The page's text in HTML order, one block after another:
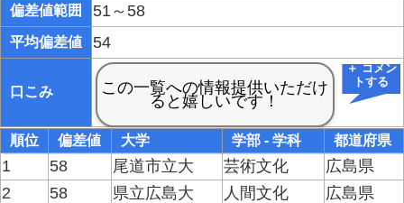
偏差値範囲 51～58
平均偏差値 54
口こみ
＋ コメン
トする
順位 偏差値 大学 学部 - 学科 都道府県
1 58 尾道市立大 芸術文化
広島県
2
58 県立広島大 人間文化
広島県